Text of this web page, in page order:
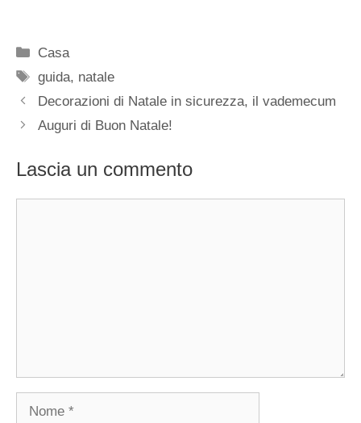
Categorie
Casa
Tag
guida, natale
Decorazioni di Natale in sicurezza, il vademecum
Auguri di Buon Natale!
Lascia un commento
Nome